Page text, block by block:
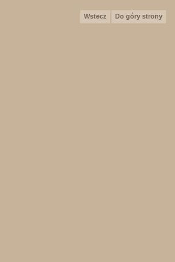
Do góry strony
Wstecz